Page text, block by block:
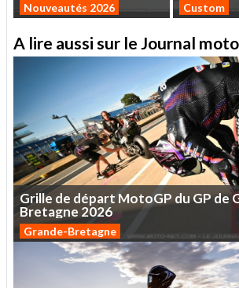
Nouveautés 2026
Custom
A lire aussi sur le Journal
Grille de départ MotoGP duGPde
Bretagne 2026
Grande-Bretagne